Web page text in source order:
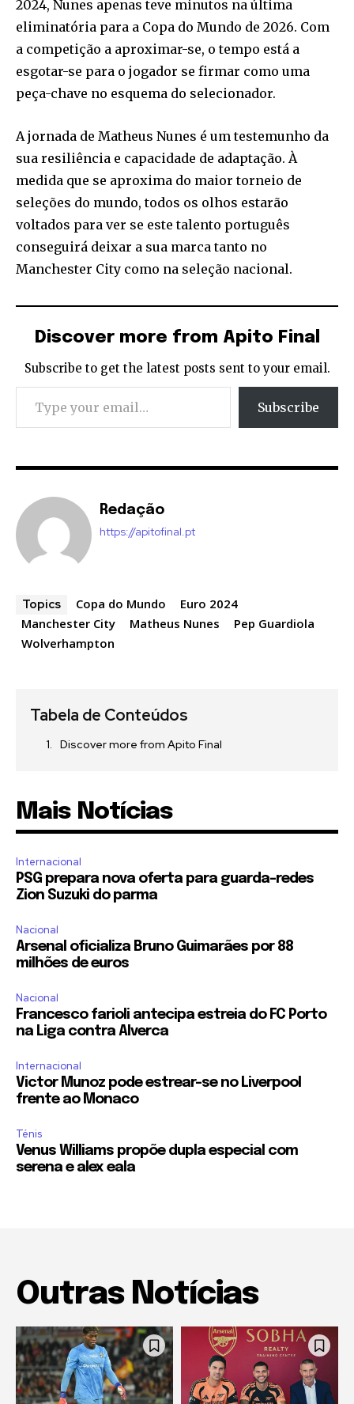
2024, Nunes apenas teve minutos na última
eliminatória para a Copa do Mundo de 2026. Com
a competição a aproximar-se, o tempo está a
esgotar-se para o jogador se firmar como uma
peça-chave no esquema do selecionador.
A jornada de Matheus Nunes é um testemunho da
sua resiliência e capacidade de adaptação. À
medida que se aproxima do maior torneio de
seleções do mundo, todos os olhos estarão
voltados para ver se este talento português
conseguirá deixar a sua marca tanto no
Manchester City como na seleção nacional.
Discover more from Apito Final
Subscribe to get the latest posts sent to your email.
Type your email…
Subscribe
Redação
https://apitofinal.pt
Topics Copa do Mundo
Euro 2024
Manchester City
Matheus Nunes
Pep Guardiola
Wolverhampton
Tabela de Conteúdos
Discover more from Apito Final
Mais Notícias
Internacional
PSG prepara nova oferta para guarda-redes
Zion Suzuki do parma
Nacional
Arsenal oficializa Bruno Guimarães por 88
milhões de euros
Nacional
Francesco farioli antecipa estreia do FC Porto
na Liga contra Alverca
Internacional
Victor Munoz pode estrear-se no Liverpool
frente ao Monaco
Ténis
Venus Williams propõe dupla especial com
serena e alex eala
Outras Notícias